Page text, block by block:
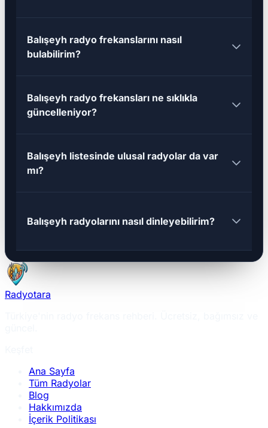
Balışeyh radyo frekanslarını nasıl
bulabilirim?
Balışeyh radyo frekansları ne sıklıkla
güncelleniyor?
Balışeyh listesinde ulusal radyolar da var
mı?
Balışeyh radyolarını nasıl dinleyebilirim?
Radyotara
Ana Sayfa
Tüm Radyolar
Blog
Hakkımızda
İçerik Politikası